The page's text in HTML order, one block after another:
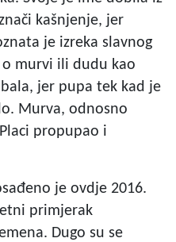
kašnjenje, jer
je izreka slavnog
o murvi ili dudu kao
jer pupa tek kad je
Murva, odnosno
propupao i
je ovdje 2016.
primjerak
Dugo su se